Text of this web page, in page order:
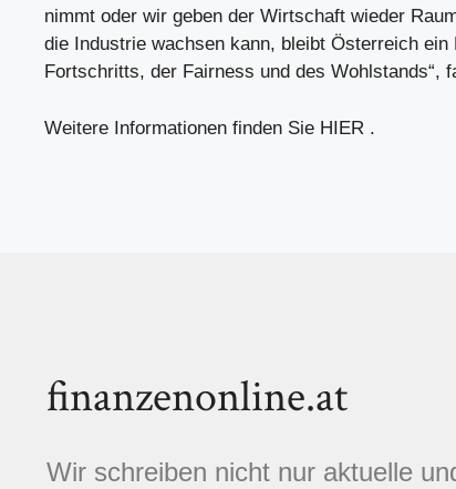
nimmt oder wir geben der Wirtschaft wieder
die Industrie wachsen kann, bleibt Österreich ein
Fortschritts, der Fairness und des Wohlstands“,
Weitere Informationen finden Sie HIER .
finanzenonline.at
Wir schreiben nicht nur aktuelle